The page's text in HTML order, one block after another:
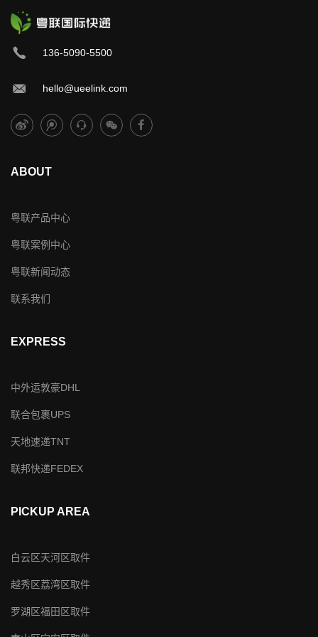
136-5090-5500
hello@ueelink.com
ABOUT
粤联产品中心
粤联案例中心
粤联新闻动态
联系我们
EXPRESS
中外运敦豪DHL
联合包裹UPS
天地速递TNT
联邦快递FEDEX
PICKUP AREA
白云区天河区取件
越秀区荔湾区取件
罗湖区福田区取件